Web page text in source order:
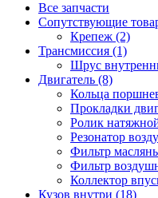
Все запчасти
Сопутствующие
Крепеж (2)
Трансмиссия (1)
Шрус
Двигатель (8)
Кольца
Прокладки
Ролик
Резонатор
Фильтр
Фильтр
Коллектор
Кузов внутри (18)